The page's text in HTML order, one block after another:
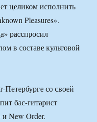
целиком исполнить
Pleasures».
расспросил
в составе культовой
со своей
бас-гитарист
New Order.